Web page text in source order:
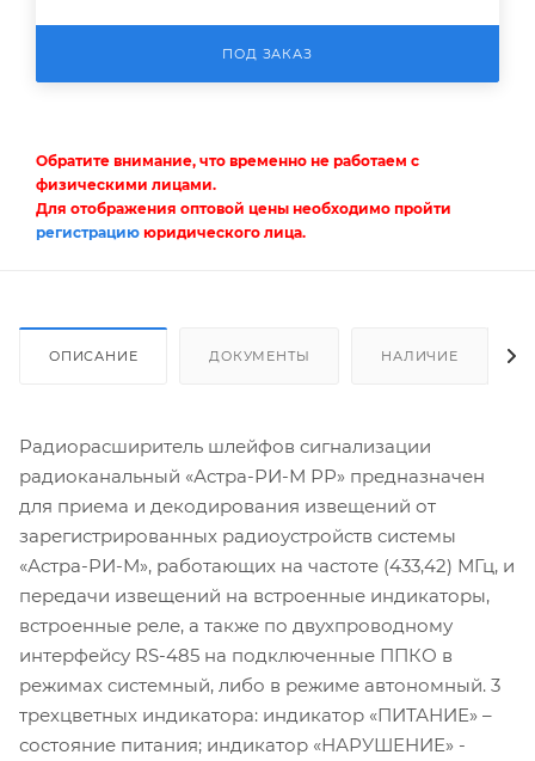
ПОД ЗАКАЗ
Обратите внимание, что временно не работаем с
физическими лицами.
Для отображения оптовой цены необходимо пройти
регистрацию юридического лица.
ОПИСАНИЕ ДОКУМЕНТЫ НАЛИЧИЕ
Радиорасширитель шлейфов сигнализации
радиоканальный «Астра-РИ-М РР» предназначен
для приема и декодирования извещений от
зарегистрированных радиоустройств системы
«Астра-РИ-М», работающих на частоте (433,42) МГц, и
передачи извещений на встроенные индикаторы,
встроенные реле, а также по двухпроводному
интерфейсу RS-485 на подключенные ППКО в
режимах системный, либо в режиме автономный. 3
трехцветных индикатора: индикатор «ПИТАНИЕ» –
состояние питания; индикатор «НАРУШЕНИЕ» -